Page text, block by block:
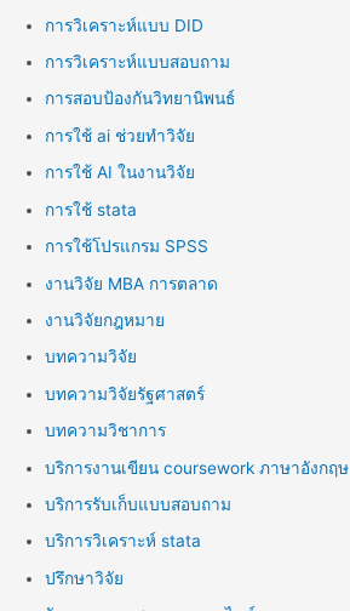
การวิเคราะห์แบบ DID
การวิเคราะห์แบบสอบถาม
การสอบป้องกันวิทยานิพนธ์
การใช้ ai ช่วยทำวิจัย
การใช้ AI ในงานวิจัย
การใช้ stata
การใช้โปรแกรม SPSS
งานวิจัย MBA การตลาด
งานวิจัยกฎหมาย
บทความวิจัย
บทความวิจัยรัฐศาสตร์
บทความวิชาการ
บริการงานเขียน coursework ภาษาอังกฤษ
บริการรับเก็บแบบสอบถาม
บริการวิเคราะห์ stata
ปรึกษาวิจัย